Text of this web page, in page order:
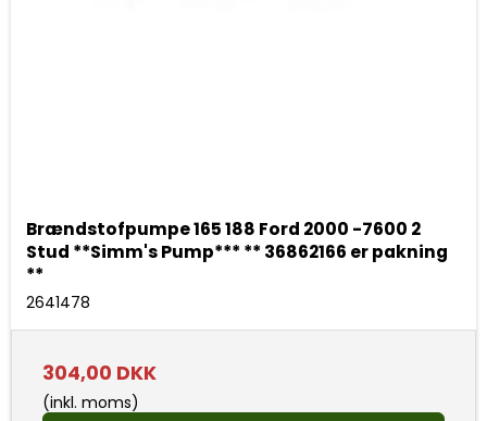
Brændstofpumpe 165 188 Ford 2000 -7600 2
Stud **Simm's Pump*** ** 36862166 er pakning
**
2641478
304,00 DKK
(inkl. moms)